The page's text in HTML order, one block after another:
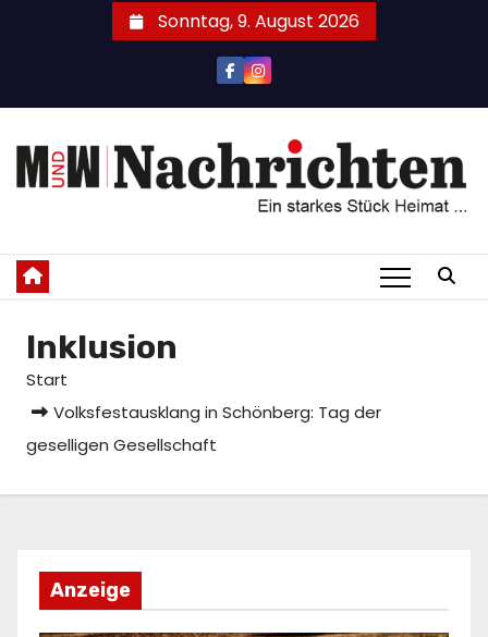
Sonntag, 9. August 2026
Inklusion
Start
Volksfestausklang in Schönberg: Tag der
geselligen Gesellschaft
Anzeige